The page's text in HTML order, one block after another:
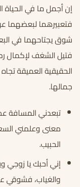
إن أجمل ما في الحياة
فتعبيرهما لبعضهما
شوق يجتاحهما في
فتيل الشغف لإكمال
الحقيقية العميقة
جمالها.
تبعدني المسافة
معنى وعلمني
الحبيب.
إني أحبك يا
والغياب، فشوقي